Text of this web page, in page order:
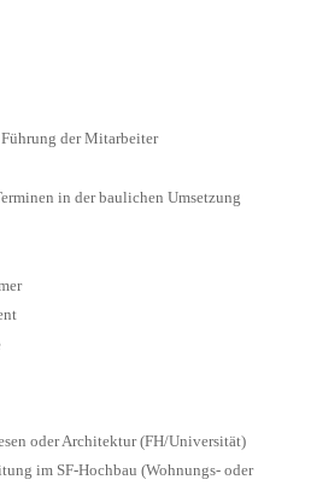
der Mitarbeiter
in der baulichen Umsetzung
oder Architektur (FH/Universität)
im SF-Hochbau (Wohnungs- oder